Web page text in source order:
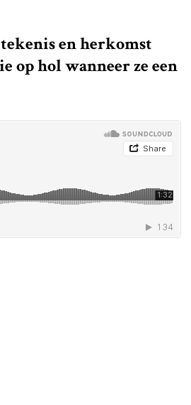
en herkomst
op hol wanneer ze een